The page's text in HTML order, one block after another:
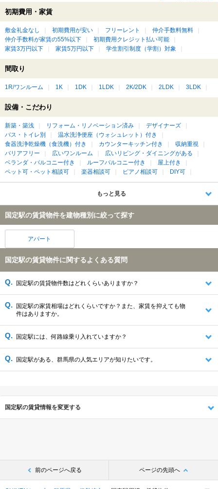
初期費用・家賃
敷金礼金なし 初期費用が安い フリーレント
仲介手数料無料
仲介手数料が家賃の55%以下
初期費用クレジット払い可能
家賃3万円以下
家賃5万円以下 学生割引制度（学割）対象
間取り
1R/ワンルーム 1K 1DK 1LDK 2K/2DK 2LDK 3LDK
設備・こだわり
新築・築浅 リフォーム・リノベーション済み
デザイナーズ
バス・トイレ別
温水洗浄便座（ウォシュレット）付き
食器洗浄乾燥機（食洗機）付き
カウンターキッチン付き
収納重視
バリアフリー
広いワンルーム
広いリビング・ダイニングがある
ベランダ・バルコニー付き
ルーフバルコニー付き
屋上付き
ペット可・ペット相談可
楽器相談可 ピアノ相談可 DIY可
もっと見る
国定駅の賃貸物件を建物種別に絞って探す
アパート
国定駅の賃貸物件に関するよくある質問
国定駅の賃貸物件数はどれくらいありますか？
国定駅の家賃相場はどれくらいですか？また、家賃を抑えても物
件はありますか。
国定駅には、何路線乗り入れていますか？
国定駅がある、群馬県の人気エリアが知りたいです。
国定駅の賃貸情報を変更する
前のページへ戻る ページの先頭へ